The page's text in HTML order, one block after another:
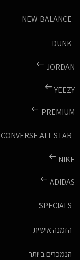
NEW BALANCE
DUNK
JORDAN
YEEZY
PREMIUM
CONVERSE ALL STAR
NIKE
ADIDAS
SPECIALS
הזמנה אישית
הנמכרים ביותר